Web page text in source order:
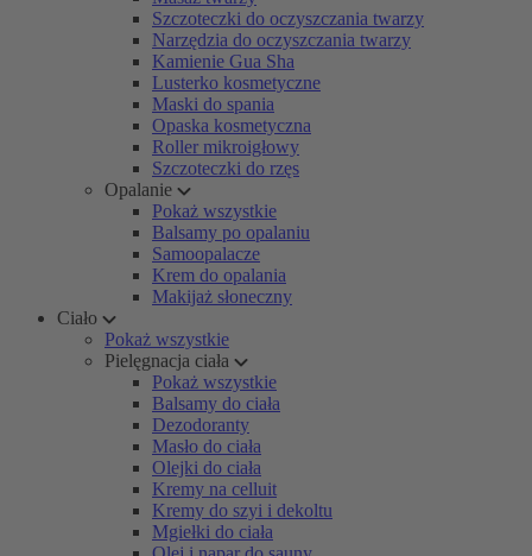
Szczoteczki do oczyszczania twarzy
Narzędzia do oczyszczania twarzy
Kamienie Gua Sha
Lusterko kosmetyczne
Maski do spania
Opaska kosmetyczna
Roller mikroigłowy
Szczoteczki do rzęs
Opalanie
Pokaż wszystkie
Balsamy po opalaniu
Samoopalacze
Krem do opalania
Makijaż słoneczny
Ciało
Pokaż wszystkie
Pielęgnacja ciała
Pokaż wszystkie
Balsamy do ciała
Dezodoranty
Masło do ciała
Olejki do ciała
Kremy na celluit
Kremy do szyi i dekoltu
Mgiełki do ciała